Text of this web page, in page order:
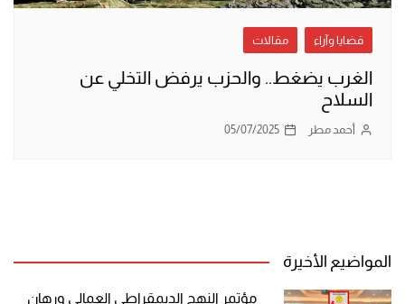
قضايا وآراء مقالات
الغرب يضغط.. والحزب يرفض التخلي عن
السلاح
أحمد مطر 05/07/2025
المواضيع الأخيرة
مؤتمر النهج الديمقراطي العمالي ورهان